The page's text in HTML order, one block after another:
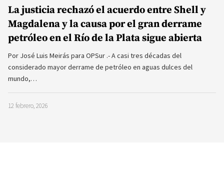
La justicia rechazó el acuerdo entre Shell y
Magdalena y la causa por el gran derrame
petróleo en el Río de la Plata sigue abierta
Por José Luis Meirás para OPSur .- A casi tres décadas del
considerado mayor derrame de petróleo en aguas dulces del
mundo,…
12 febrero, 2026